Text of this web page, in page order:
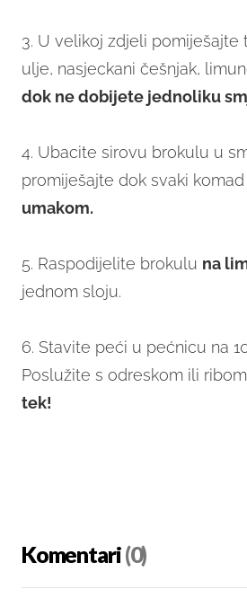
3. U velikoj zdjeli pomiješajte
ulje, nasjeckani češnjak,
dok ne dobijete jednoliku
4. Ubacite sirovu brokulu u
promiješajte dok svaki komad
umakom.
5. Raspodijelite brokulu na
jednom sloju.
6. Stavite peći u pećnicu na
Poslužite s odreskom ili
tek!
Komentari(0)